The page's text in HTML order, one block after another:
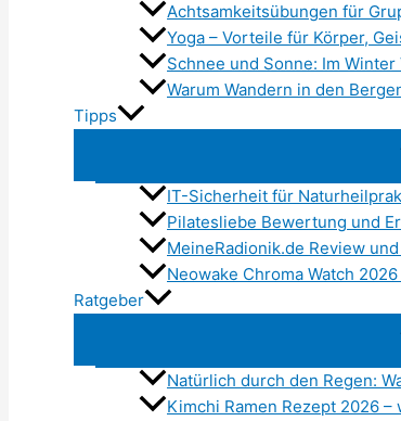
Achtsamkeitsübungen für
Yoga – Vorteile für Körper,
Schnee und Sonne: Im
Warum Wandern in den
Tipps
IT-Sicherheit für
Pilatesliebe Bewertung und
MeineRadionik.de Review
Neowake Chroma Watch
Ratgeber
Natürlich durch den Regen:
Kimchi Ramen Rezept 2026